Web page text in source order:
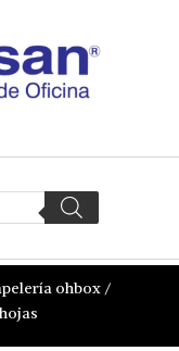
ohbox/